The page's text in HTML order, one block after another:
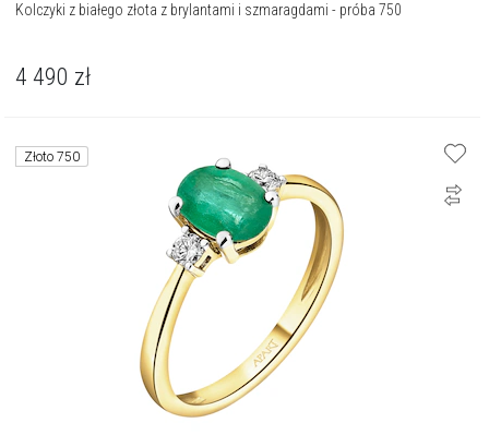
Kolczyki z białego złota z brylantami i szmaragdami - próba 750
4 490 zł
Złoto 750